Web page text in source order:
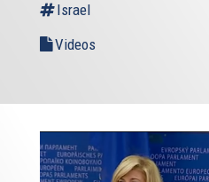
Israel
Videos